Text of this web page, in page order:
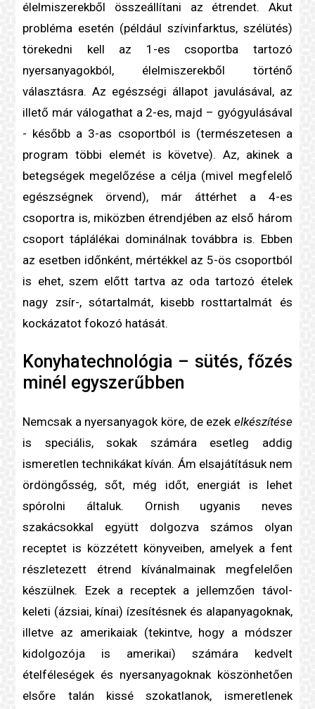
élelmiszerekből összeállítani az étrendet. Akut
probléma esetén (például szívinfarktus, szélütés)
törekedni kell az 1-es csoportba tartozó
nyersanyagokból, élelmiszerekből történő
választásra. Az egészségi állapot javulásával, az
illető már válogathat a 2-es, majd – gyógyulásával
- később a 3-as csoportból is (természetesen a
program többi elemét is követve). Az, akinek a
betegségek megelőzése a célja (mivel megfelelő
egészségnek örvend), már áttérhet a 4-es
csoportra is, miközben étrendjében az első három
csoport táplálékai dominálnak továbbra is. Ebben
az esetben időnként, mértékkel az 5-ös csoportból
is ehet, szem előtt tartva az oda tartozó ételek
nagy zsír-, sótartalmát, kisebb rosttartalmát és
kockázatot fokozó hatását.
Konyhatechnológia – sütés, főzés
minél egyszerűbben
Nemcsak a nyersanyagok köre, de ezek elkészítése
is speciális, sokak számára esetleg addig
ismeretlen technikákat kíván. Ám elsajátításuk nem
ördöngősség, sőt, még időt, energiát is lehet
spórolni általuk. Ornish ugyanis neves
szakácsokkal együtt dolgozva számos olyan
receptet is közzétett könyveiben, amelyek a fent
részletezett étrend kívánalmainak megfelelően
készülnek. Ezek a receptek a jellemzően távol-
keleti (ázsiai, kínai) ízesítésnek és alapanyagoknak,
illetve az amerikaiak (tekintve, hogy a módszer
kidolgozója is amerikai) számára kedvelt
ételféleségek és nyersanyagoknak köszönhetően
elsőre talán kissé szokatlanok, ismeretlenek